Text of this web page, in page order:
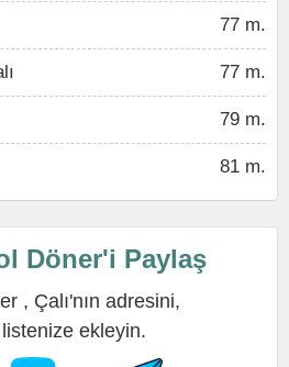
77 m.
77 m.
79 m.
81 m.
Döner'i Paylaş
, Çalı'nın adresini,
listenize ekleyin.